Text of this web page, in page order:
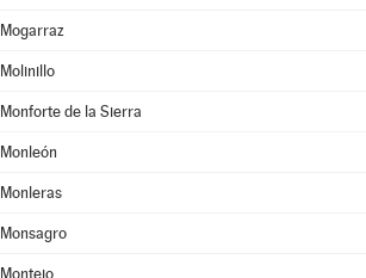
Mogarraz
Molinillo
Monforte de la Sierra
Monleón
Monleras
Monsagro
Montejo